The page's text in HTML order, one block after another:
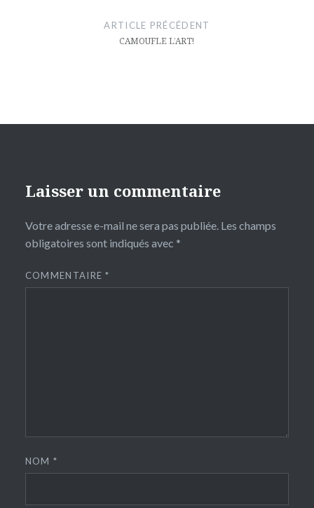
ARTICLE PRÉCÉDENT
CAMOUFLE L’ART!
Laisser un commentaire
Votre adresse e-mail ne sera pas publiée. Les champs
obligatoires sont indiqués avec *
COMMENTAIRE*
NOM*